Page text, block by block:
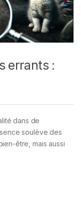
errants :
dans de
soulève des
être, mais aussi